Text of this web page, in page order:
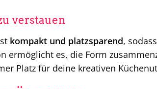
verstauen
kompakt und platzsparend,
ermöglicht es, die Form
Platz für deine kreativen